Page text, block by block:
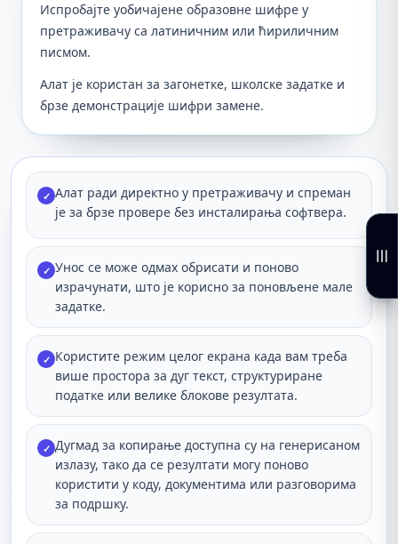
Испробајте уобичајене образовне шифре у
претраживачу са латиничним или ћириличним
писмом.
Алат је користан за загонетке, школске задатке и
брзе демонстрације шифри замене.
✓ Алат ради директно у претраживачу и спреман
је за брзе провере без инсталирања софтвера.
✓ Унос се може одмах обрисати и поново
израчунати, што је корисно за поновљене мале
задатке.
✓ Користите режим целог екрана када вам треба
више простора за дуг текст, структуриране
податке или велике блокове резултата.
✓ Дугмад за копирање доступна су на генерисаном
излазу, тако да се резултати могу поново
користити у коду, документима или разговорима
за подршку.